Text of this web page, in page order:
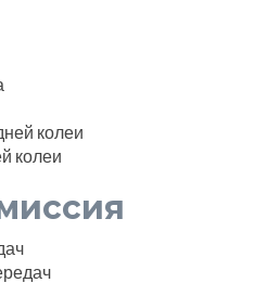
колеи
колеи